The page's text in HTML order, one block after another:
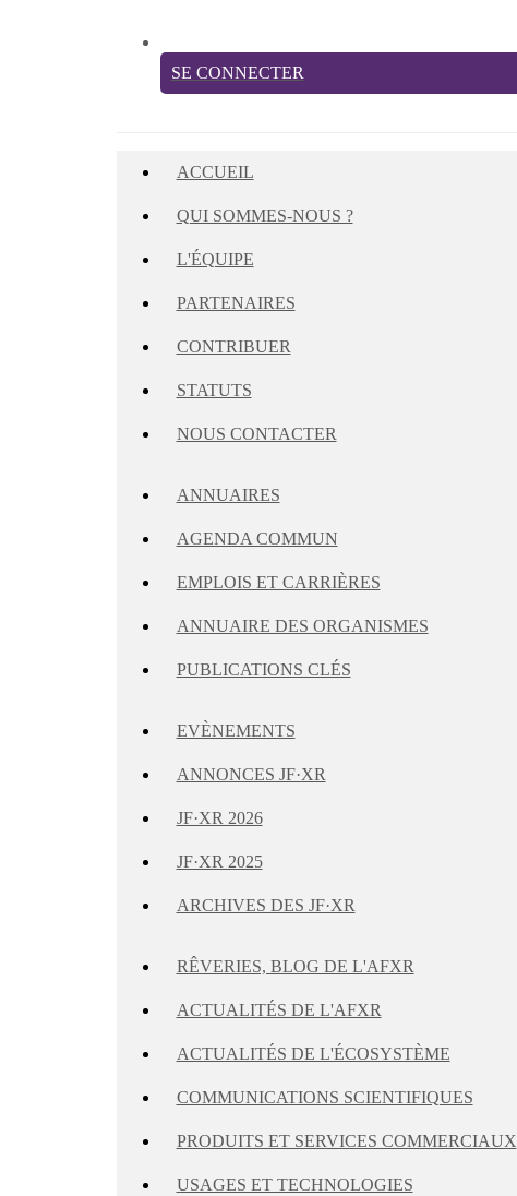
SE CONNECTER
ACCUEIL
QUI SOMMES-NOUS ?
L'ÉQUIPE
PARTENAIRES
CONTRIBUER
STATUTS
NOUS CONTACTER
ANNUAIRES
AGENDA COMMUN
EMPLOIS ET CARRIÈRES
ANNUAIRE DES ORGANISMES
PUBLICATIONS CLÉS
EVÈNEMENTS
ANNONCES JF·XR
JF·XR 2026
JF·XR 2025
ARCHIVES DES JF·XR
RÊVERIES, BLOG DE L'AFXR
ACTUALITÉS DE L'AFXR
ACTUALITÉS DE L'ÉCOSYSTÈME
COMMUNICATIONS SCIENTIFIQUES
PRODUITS ET SERVICES COMMERCIAUX
USAGES ET TECHNOLOGIES